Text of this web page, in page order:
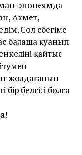
эпопеямда
Ахмет,
Сол еңбегіме
балаша қуанып
қайтыс
жолдағанын
белгісі болса